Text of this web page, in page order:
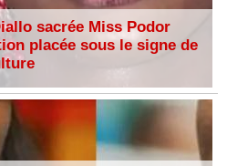
sacrée Miss Podor
placée sous le signe de